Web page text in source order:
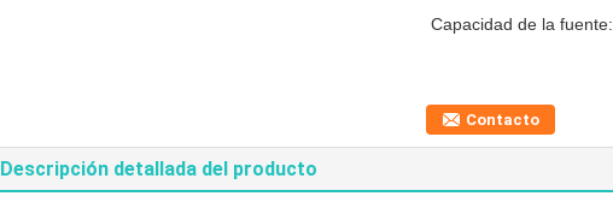
Capacidad de la fuente:
Contacto
Descripción detallada del producto